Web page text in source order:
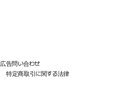
広告問い合わせ
特定商取引に関する法律